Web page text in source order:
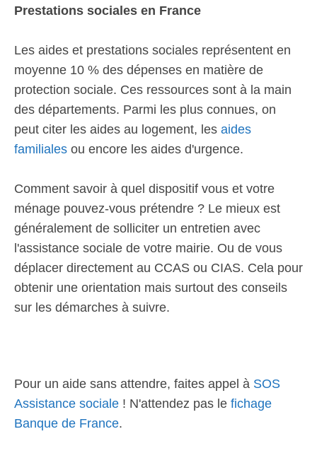
Prestations sociales en France
Les aides et prestations sociales représentent en
moyenne 10 % des dépenses en matière de
protection sociale. Ces ressources sont à la main
des départements. Parmi les plus connues, on
peut citer les aides au logement, les aides
familiales ou encore les aides d'urgence.
Comment savoir à quel dispositif vous et votre
ménage pouvez-vous prétendre ? Le mieux est
généralement de solliciter un entretien avec
l'assistance sociale de votre mairie. Ou de vous
déplacer directement au CCAS ou CIAS. Cela pour
obtenir une orientation mais surtout des conseils
sur les démarches à suivre.
Pour un aide sans attendre, faites appel à SOS
Assistance sociale ! N'attendez pas le fichage
Banque de France.